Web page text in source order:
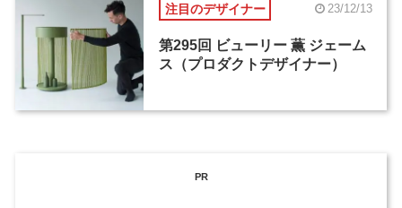
注目のデザイナー 23/12/13
第295回 ビューリー 薫 ジェーム
ス（プロダクトデザイナー）
PR